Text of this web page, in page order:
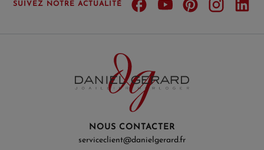
SUIVEZ NOTRE ACTUALITÉ
NOUS CONTACTER
serviceclient@danielgerard.fr